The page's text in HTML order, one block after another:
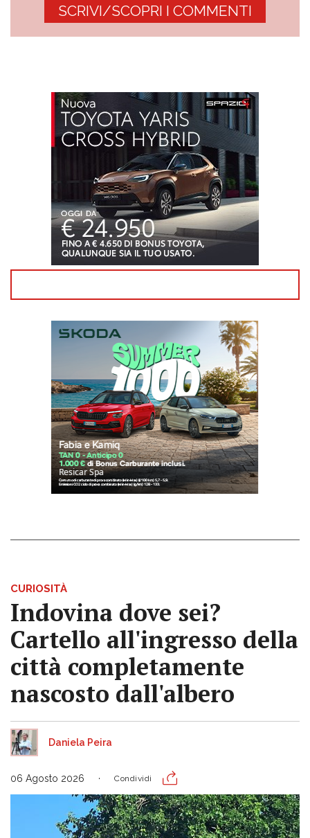
SCRIVI/SCOPRI I COMMENTI
CURIOSITÀ
Indovina dove sei?
Cartello all'ingresso della
città completamente
nascosto dall'albero
Daniela Peira
06 Agosto 2026 Condividi